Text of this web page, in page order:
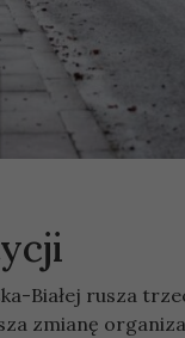
Białej rusza
zmianę